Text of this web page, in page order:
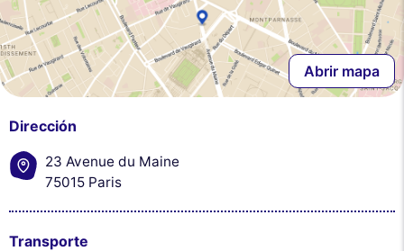
Abrir mapa
Dirección
23 Avenue du Maine
75015 Paris
Transporte